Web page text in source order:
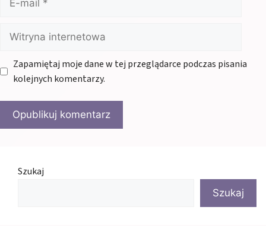
mail
Witryna
internetowa
Zapamiętaj moje dane w tej przeglądarce podczas pisania
kolejnych komentarzy.
Szukaj
Szukaj